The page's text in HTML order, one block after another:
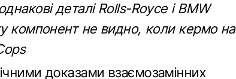
деталі Rolls-Royce і BMW
компонент не видно, коли кермо на
доказами взаємозамінних